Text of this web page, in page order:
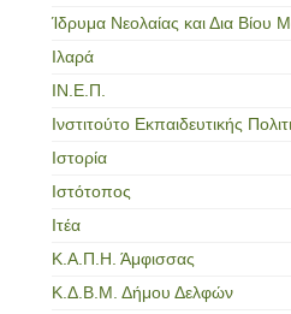
Ίδρυμα Νεολαίας και Δια
Ιλαρά
ΙΝ.Ε.Π.
Ινστιτούτο Εκπαιδευτικής
Ιστορία
Ιστότοπος
Ιτέα
Κ.Α.Π.Η. Άμφισσας
Κ.Δ.Β.Μ. Δήμου Δελφών